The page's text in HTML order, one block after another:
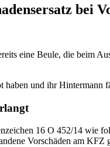
bei
eine Beule, die beim
haben und ihr
16 O 452/14 wie
Vorschäden am KFZ